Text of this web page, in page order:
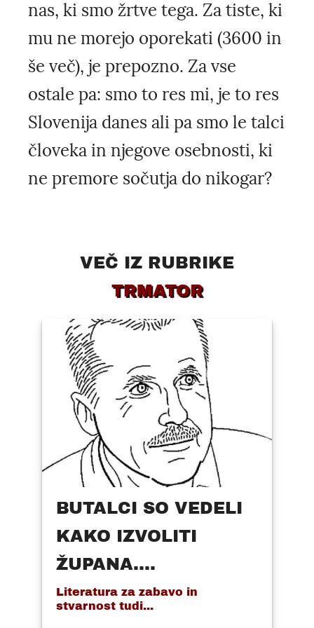
nas, ki smo žrtve tega. Za tiste, ki
mu ne morejo oporekati (3600 in
še več), je prepozno. Za vse
ostale pa: smo to res mi, je to res
Slovenija danes ali pa smo le talci
človeka in njegove osebnosti, ki
ne premore sočutja do nikogar?
VEČ IZ RUBRIKE
TRMATOR
BUTALCI SO VEDELI
KAKO IZVOLITI
ŽUPANA....
Literatura za zabavo in
stvarnost tudi...